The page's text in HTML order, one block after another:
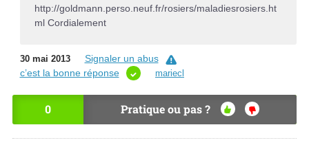
http://goldmann.perso.neuf.fr/rosiers/maladiesrosiers.ht
ml Cordialement
30 mai 2013
Signaler un abus
c’est la bonne réponse
mariecl
0 Pratique ou pas ?
OU
I
NO